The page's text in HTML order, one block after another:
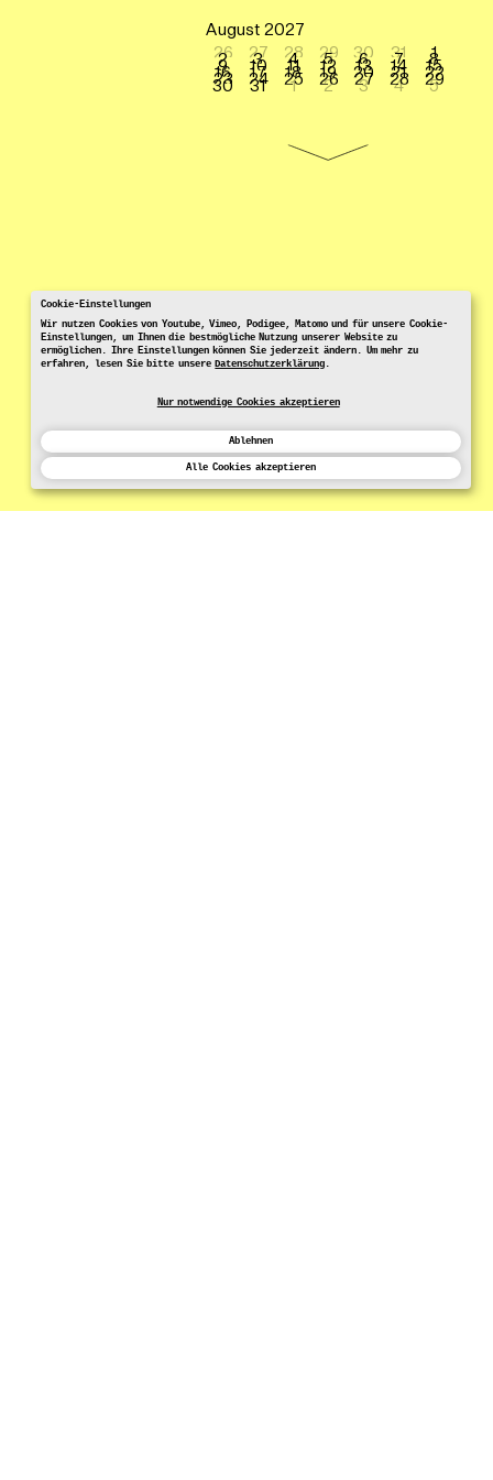
Cookie-Einstellungen
Wir nutzen Cookies von Youtube, Vimeo, Podigee, Matomo und für unsere Cookie-
Einstellungen, um Ihnen die bestmögliche Nutzung unserer Website zu
ermöglichen. Ihre Einstellungen können Sie jederzeit ändern. Um mehr zu
erfahren, lesen Sie bitte unsereDatenschutzerklärung.
Nur notwendige Cookies akzeptieren
Ablehnen
Alle Cookies akzeptieren
August 2027
26
27 28 29 30 31 1
2 3 4 5 6 7 8
9 10 11 12 13 14 15
16 17 18 19 20 21 22
23 24 25 26 27 28 29
30 31 1 2 3 4 5